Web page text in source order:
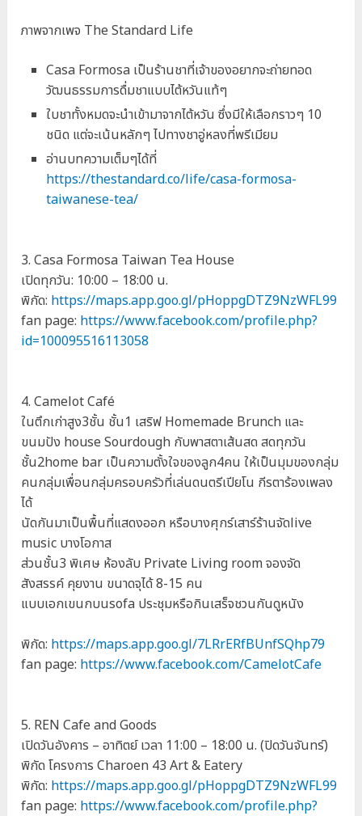
ภาพจากเพจ The Standard Life
Casa Formosa เป็นร้านชาที่เจ้าของอยากจะถ่ายทอด
วัฒนธรรมการดื่มชาแบบไต้หวันแท้ๆ
ใบชาทั้งหมดจะนำเข้ามาจากไต้หวัน ซึ่งมีให้เลือกราวๆ 10
ชนิด แต่จะเน้นหลักๆ ไปทางชาอู่หลงที่พรีเมียม
อ่านบทความเต็มๆได้ที่
https://thestandard.co/life/casa-formosa-
taiwanese-tea/
3. Casa Formosa Taiwan Tea House
เปิดทุกวัน: 10:00 – 18:00 น.
พิกัด: https://maps.app.goo.gl/pHoppgDTZ9NzWFL99
fan page: https://www.facebook.com/profile.php?
id=100095516113058
4. Camelot Café
ในตึกเก่าสูง3ชั้น ชั้น1 เสริฟ Homemade Brunch และ
ขนมปัง house Sourdough กับพาสตาเส้นสด สดทุกวัน
ชั้น2home bar เป็นความตั้งใจของลูก4คน ให้เป็นมุมของกลุ่ม
คนกลุ่มเพื่อนกลุ่มครอบครัวที่เล่นดนตรีเปียโน กีรตาร้องเพลง
ได้
นัดกันมาเป็นพื้นที่แสดงออก หรือบางศุกร์เสาร์ร้านจัดlive
music บางโอกาส
ส่วนชั้น3 พิเศษ ห้องลับ Private Living room จองจัด
สังสรรค์ คุยงาน ขนาดจุได้ 8-15 คน
แบบเอกเขนกบนsofa ประชุมหรือกินเสร็จชวนกันดูหนัง
พิกัด: https://maps.app.goo.gl/7LRrERfBUnfSQhp79
fan page: https://www.facebook.com/CamelotCafe
5. REN Cafe and Goods
เปิดวันอังคาร – อาทิตย์ เวลา 11:00 – 18:00 น. (ปิดวันจันทร์)
พิกัด โครงการ Charoen 43 Art & Eatery
พิกัด: https://maps.app.goo.gl/pHoppgDTZ9NzWFL99
fan page: https://www.facebook.com/profile.php?